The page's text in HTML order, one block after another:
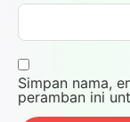
Simpan nama,
peramban ini